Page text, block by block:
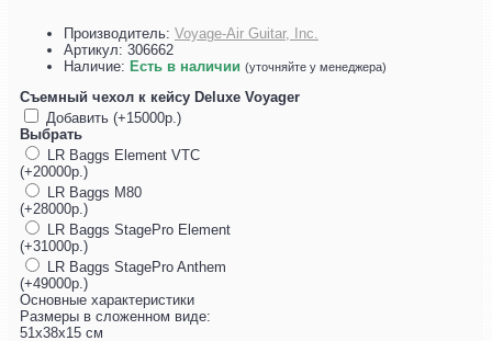
Производитель: Voyage-Air Guitar, Inc.
Артикул: 306662
Наличие: Есть в наличии (уточняйте у менеджера)
Съемный чехол к кейсу Deluxe Voyager
Добавить (+15000р.)
Выбрать
LR Baggs Element VTC
(+20000р.)
LR Baggs M80
(+28000р.)
LR Baggs StagePro Element
(+31000р.)
LR Baggs StagePro Anthem
(+49000р.)
Основные характеристики
Размеры в сложенном виде:
51x38x15 см